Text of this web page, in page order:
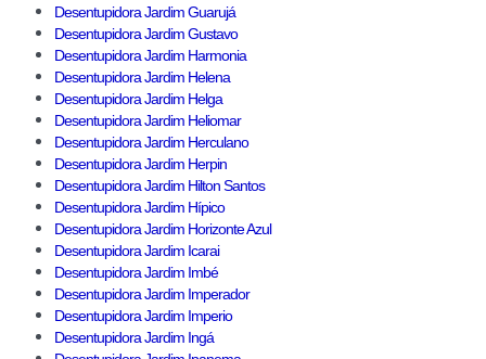
Desentupidora Jardim Guarujá
Desentupidora Jardim Gustavo
Desentupidora Jardim Harmonia
Desentupidora Jardim Helena
Desentupidora Jardim Helga
Desentupidora Jardim Heliomar
Desentupidora Jardim Herculano
Desentupidora Jardim Herpin
Desentupidora Jardim Hilton Santos
Desentupidora Jardim Hípico
Desentupidora Jardim Horizonte Azul
Desentupidora Jardim Icarai
Desentupidora Jardim Imbé
Desentupidora Jardim Imperador
Desentupidora Jardim Imperio
Desentupidora Jardim Ingá